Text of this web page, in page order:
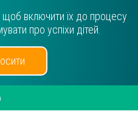
щоб включити їх до процесу
про успіхи дітей.